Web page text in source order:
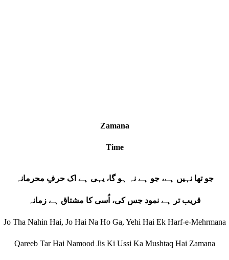
Zamana
Time
جو تھا نہیں ہے، جو ہے نہ ہو گا، یہی ہے اک حرفِ محرمانہ
قریب تر ہے نمود جس کی، اُسی کا مشتاق ہے زمانہ
Jo Tha Nahin Hai, Jo Hai Na Ho Ga, Yehi Hai Ek Harf-e-Mehrmana
Qareeb Tar Hai Namood Jis Ki Ussi Ka Mushtaq Hai Zamana